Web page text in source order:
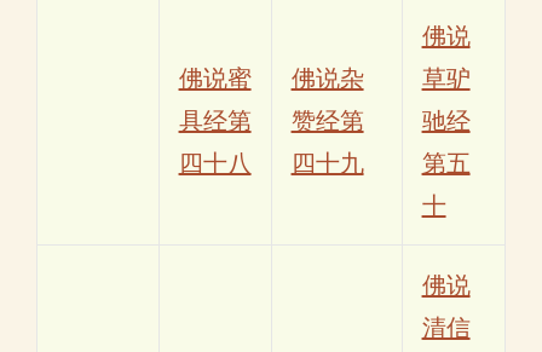
佛说蜜
具经第
四十八
佛说杂
赞经第
四十九
佛说
草驴
驰经
第五
十
佛说
清信